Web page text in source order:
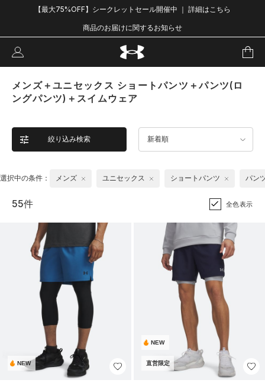
【最大75%OFF】シークレットセール開催中 ｜ 詳細はこちら
商品のお届けに関するお知らせ
メンズ＋ユニセックス ショートパンツ＋パンツ(ロ
ングパンツ)＋スイムウェア
絞り込み検索 新着順
選択中の条件： メンズ ユニセックス ショートパンツ パン
55件 全色表示
NEW
NEW
直営限定